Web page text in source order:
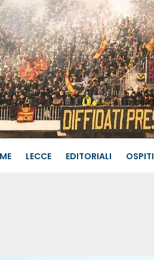
LECCE EDITORIALI OSPITI